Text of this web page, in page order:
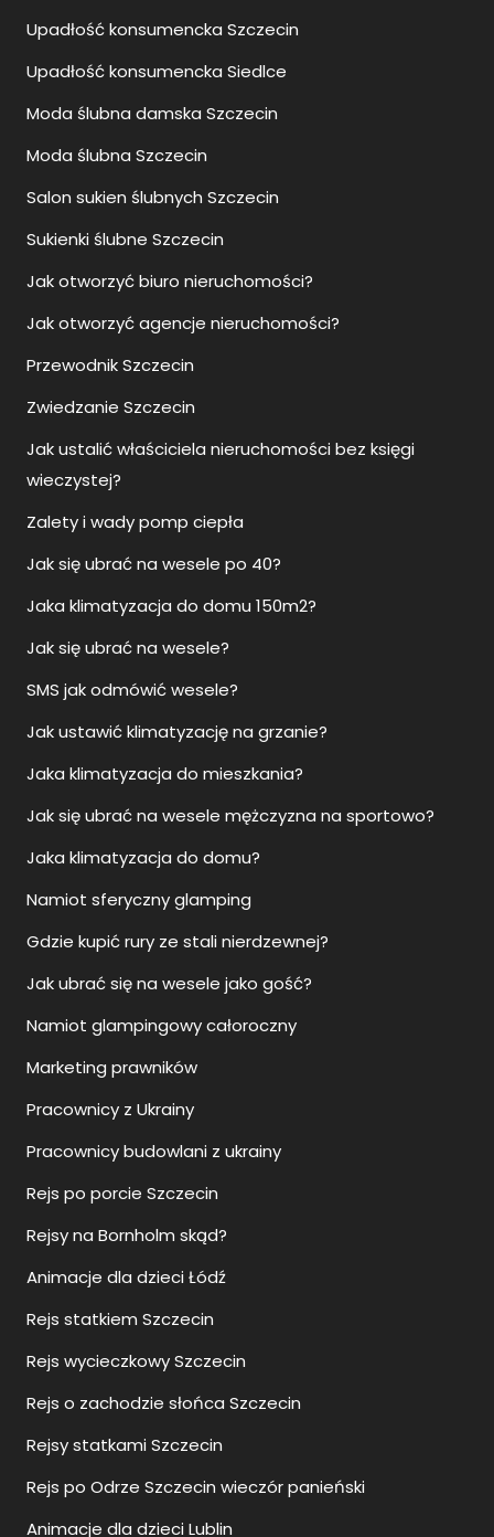
Upadłość konsumencka Szczecin
Upadłość konsumencka Siedlce
Moda ślubna damska Szczecin
Moda ślubna Szczecin
Salon sukien ślubnych Szczecin
Sukienki ślubne Szczecin
Jak otworzyć biuro nieruchomości?
Jak otworzyć agencje nieruchomości?
Przewodnik Szczecin
Zwiedzanie Szczecin
Jak ustalić właściciela nieruchomości bez księgi
wieczystej?
Zalety i wady pomp ciepła
Jak się ubrać na wesele po 40?
Jaka klimatyzacja do domu 150m2?
Jak się ubrać na wesele?
SMS jak odmówić wesele?
Jak ustawić klimatyzację na grzanie?
Jaka klimatyzacja do mieszkania?
Jak się ubrać na wesele mężczyzna na sportowo?
Jaka klimatyzacja do domu?
Namiot sferyczny glamping
Gdzie kupić rury ze stali nierdzewnej?
Jak ubrać się na wesele jako gość?
Namiot glampingowy całoroczny
Marketing prawników
Pracownicy z Ukrainy
Pracownicy budowlani z ukrainy
Rejs po porcie Szczecin
Rejsy na Bornholm skąd?
Animacje dla dzieci Łódź
Rejs statkiem Szczecin
Rejs wycieczkowy Szczecin
Rejs o zachodzie słońca Szczecin
Rejsy statkami Szczecin
Rejs po Odrze Szczecin wieczór panieński
Animacje dla dzieci Lublin